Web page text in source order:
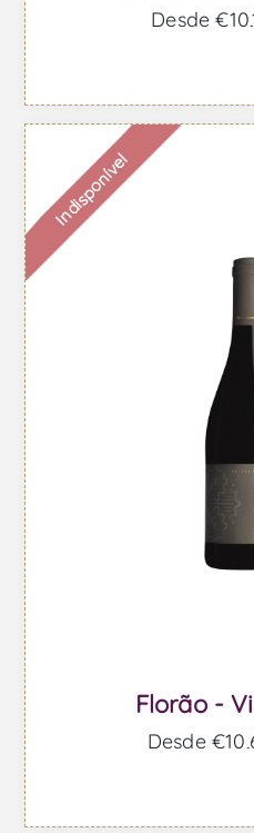
Desde
Indisponível
Florão -
Desde